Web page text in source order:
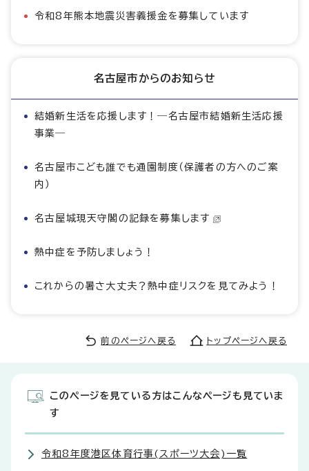
令和8年熊本地震災害義援金を募集しています
名古屋市からのお知らせ
結婚新生活を応援します！―名古屋市結婚新生活応援
事業―
名古屋市こども誰でも通園制度（保護者の方へのご案
内）
名古屋城現天守閣の記録を募集します
熱中症を予防しましょう！
これからの暑さ大丈夫？熱中症リスクを見てみよう！
前のページへ戻る トップページへ戻る
このページを見ている方はこんなページも見ていま
す
令和8年度港区体育行事(スポーツ大会)一覧